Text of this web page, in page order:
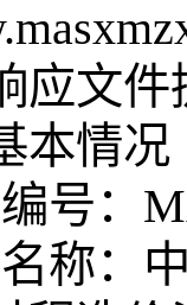
应文
本情况
号：
称：